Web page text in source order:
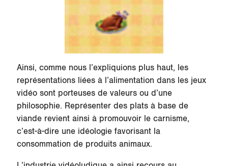
Ainsi, comme nous l’expliquions plus haut, les
représentations liées à l’alimentation dans les jeux
vidéo sont porteuses de valeurs ou d’une
philosophie. Représenter des plats à base de
viande revient ainsi à promouvoir le carnisme,
c’est-à-dire une idéologie favorisant la
consommation de produits animaux.